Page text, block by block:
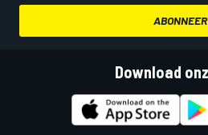
ABONNEER
Download